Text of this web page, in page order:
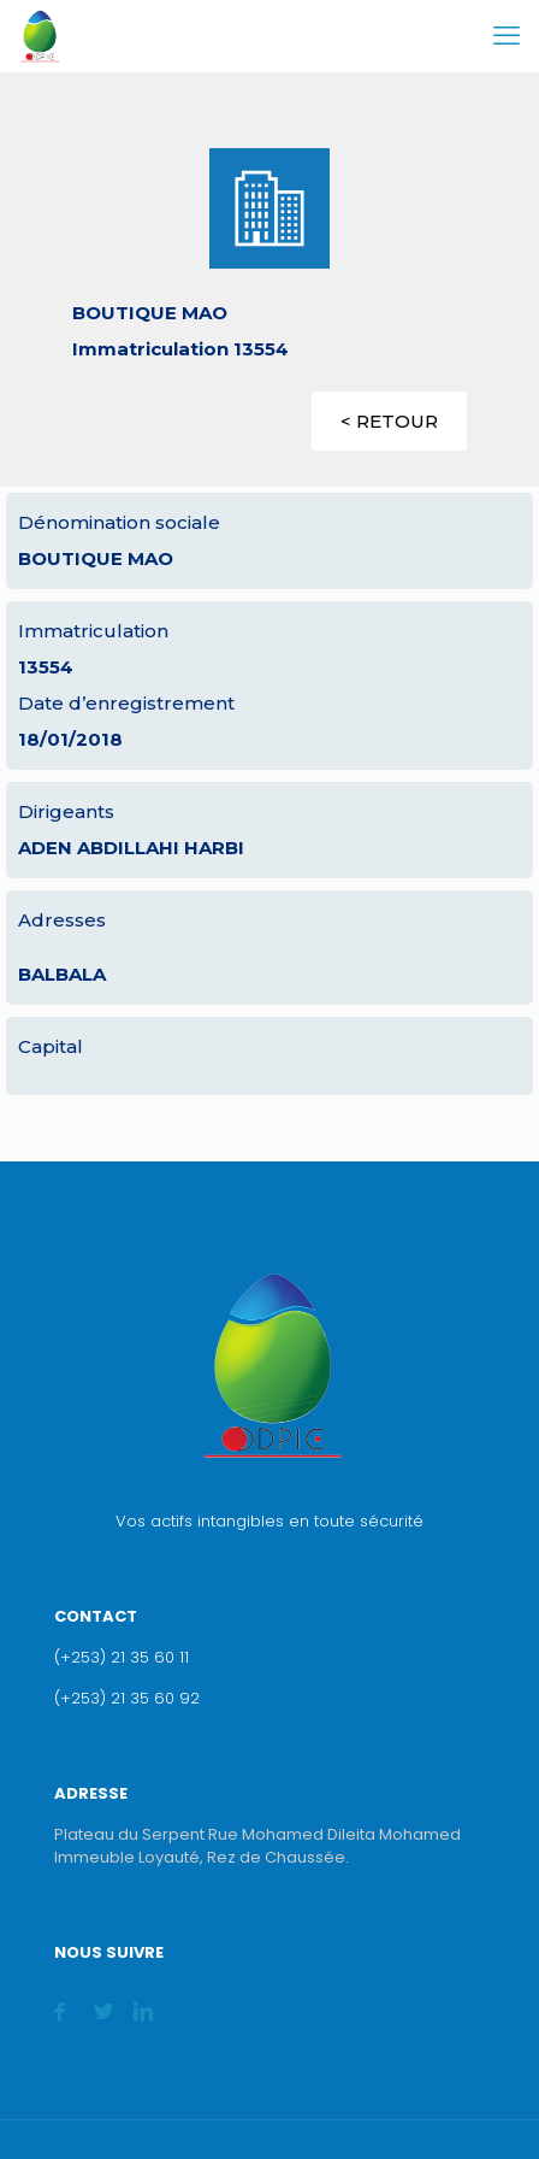
BOUTIQUE MAO
Immatriculation 13554
< RETOUR
Dénomination sociale
BOUTIQUE MAO
Immatriculation
13554
Date d’enregistrement
18/01/2018
Dirigeants
ADEN ABDILLAHI HARBI
Adresses
BALBALA
Capital
Vos actifs intangibles en toute sécurité
CONTACT
(+253) 21 35 60 11
(+253) 21 35 60 92
ADRESSE
Plateau du Serpent Rue Mohamed Dileita Mohamed
Immeuble Loyauté, Rez de Chaussée.
NOUS SUIVRE